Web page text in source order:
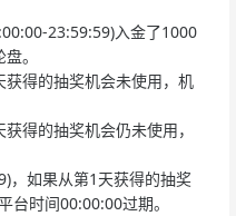
23:59:59)入金了1000
。
得的抽奖机会未使用，机
得的抽奖机会仍未使用，
，如果从第1天获得的抽奖
台时间00:00:00过期。